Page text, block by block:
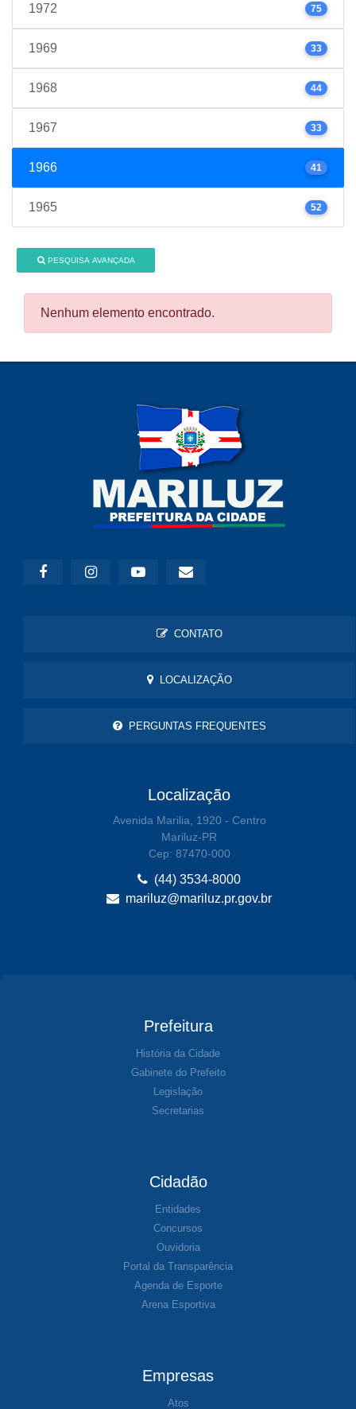
1972 75
1969 33
1968 44
1967 33
1966 41
1965 52
PESQUISA AVANÇADA
Nenhum elemento encontrado.
CONTATO
LOCALIZAÇÃO
PERGUNTAS FREQUENTES
Localização
Avenida Marilia, 1920 - Centro
Mariluz-PR
Cep: 87470-000
(44) 3534-8000
mariluz@mariluz.pr.gov.br
Prefeitura
História da Cidade
Gabinete do Prefeito
Legislação
Secretarias
Cidadão
Entidades
Concursos
Ouvidoria
Portal da Transparência
Agenda de Esporte
Arena Esportiva
Empresas
Atos